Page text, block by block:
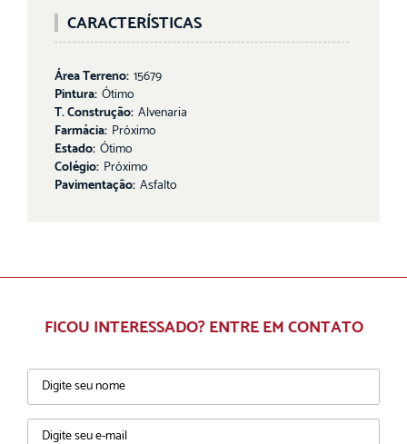
CARACTERÍSTICAS
Área Terreno: 15679
Pintura: Ótimo
T. Construção: Alvenaria
Farmácia: Próximo
Estado: Ótimo
Colégio: Próximo
Pavimentação: Asfalto
FICOU INTERESSADO? ENTRE EM CONTATO